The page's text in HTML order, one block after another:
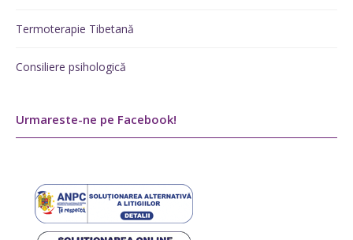
Termoterapie Tibetană
Consiliere psihologică
Urmareste-ne pe Facebook!